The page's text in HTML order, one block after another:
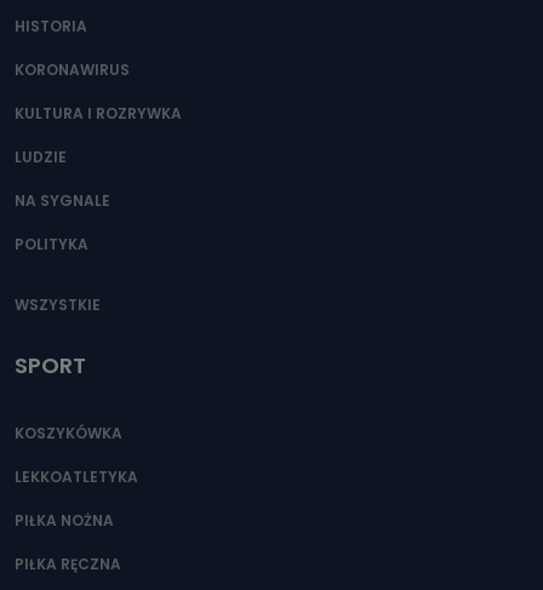
HISTORIA
KORONAWIRUS
KULTURA I ROZRYWKA
LUDZIE
NA SYGNALE
POLITYKA
WSZYSTKIE
SPORT
KOSZYKÓWKA
LEKKOATLETYKA
PIŁKA NOŻNA
PIŁKA RĘCZNA